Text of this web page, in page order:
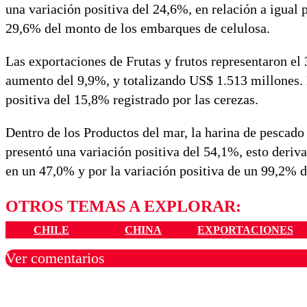
una variación positiva del 24,6%, en relación a igual
29,6% del monto de los embarques de celulosa.
Las exportaciones de Frutas y frutos representaron
aumento del 9,9%, y totalizando US$ 1.513
positiva del 15,8% registrado por las cerezas.
Dentro de los Productos del mar, la harina de
presentó una variación positiva del 54,1%, esto
en un 47,0% y por la variación positiva de un 99,2%
OTROS TEMAS A EXPLORAR:
CHILE CHINA EXPORTACIONES
Ver comentarios